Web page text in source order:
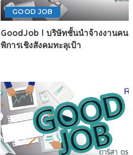
GOOD JOB
GoodJob l บริษัทชั้นนำจ้างงานคน
พิการเชิงสังคมทะลุเป้า